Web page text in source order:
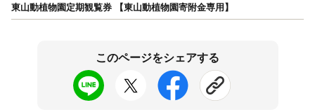
東山動植物園定期観覧券 【東山動植物園寄附金専用】
このページをシェアする